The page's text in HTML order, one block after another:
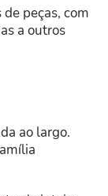
peças, com
a outros
ao largo.